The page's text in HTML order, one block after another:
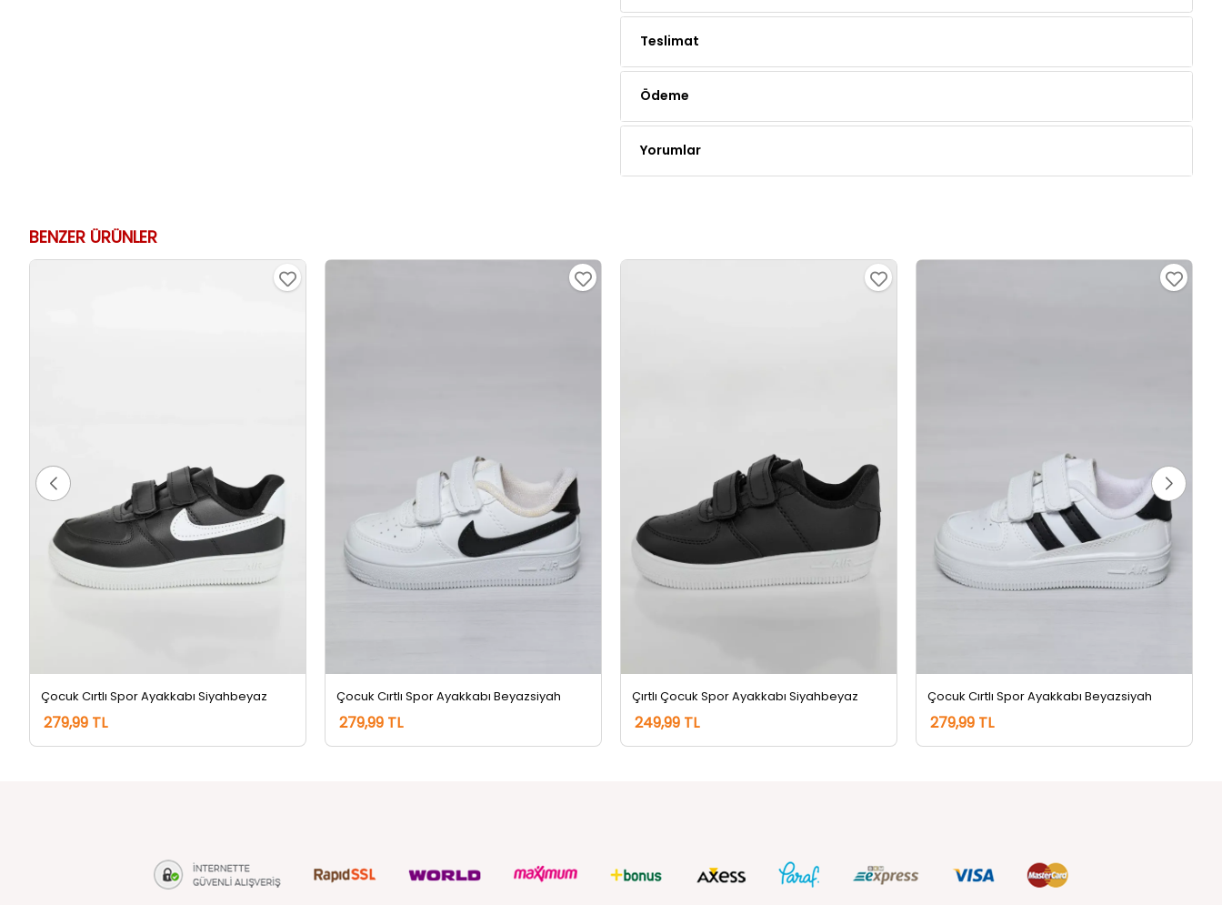
Teslimat
Ödeme
Yorumlar
BENZER ÜRÜNLER
Çocuk Cırtlı Spor Ayakkabı Siyahbeyaz
279,99 TL
Çocuk Cırtlı Spor Ayakkabı Beyazsiyah
279,99 TL
Çırtlı Çocuk Spor Ayakkabı Siyahbeyaz
249,99 TL
Çocuk Cırtlı Spor Ayakkabı Beyazsiyah
279,99 TL